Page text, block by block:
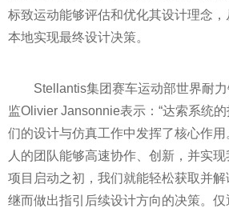
标致运动能够评估和优化其设计理念
本地实现最终设计决策。
Stellantis集团赛车运动部世界耐
监Olivier Jansonnie表示：“达索系统
们的设计与仿真工作中发挥了核心作
人的团队能够高速协作、创新，并实
项目启动之初，我们就能轻松获取并解
继而做出指引后续设计方向的决策。